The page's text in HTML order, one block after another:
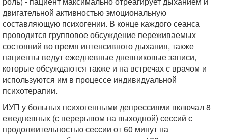
двигательной активностью эмоциональную
составляющую психогении. В конце каждого сеанса
проводится групповое обсуждение переживаемых
состояний во время интенсивного дыхания, также
пациенты ведут ежедневные дневниковые записи,
которые обсуждаются также и на встречах с врачом и
используются им в процессе индивидуальной
психотерапии.
ИУП у больных психогенными депрессиями включал 8
ежедневных (с перерывом на выходной) сессий с
продолжительностью сессии от 60 минут на